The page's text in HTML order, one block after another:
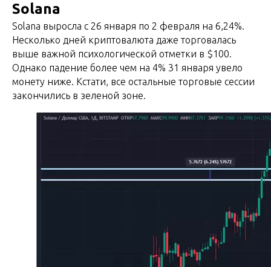
Solana
Solana выросла с 26 января по 2 февраля на 6,24%.
Несколько дней криптовалюта даже торговалась
выше важной психологической отметки в $100.
Однако падение более чем на 4% 31 января увело
монету ниже. Кстати, все остальные торговые сессии
закончились в зеленой зоне.